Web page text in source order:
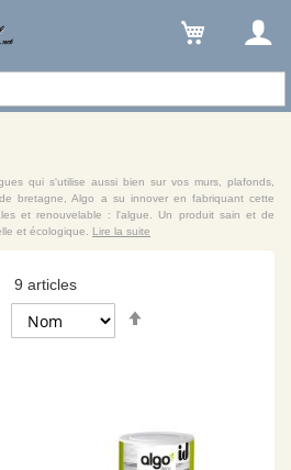
qui s'utilise aussi bien sur vos murs, plafonds,
bretagne, Algo a su innover en fabriquant cette
et renouvelable : l'algue. Un produit sain et de
et écologique. Lire la suite
9 articles